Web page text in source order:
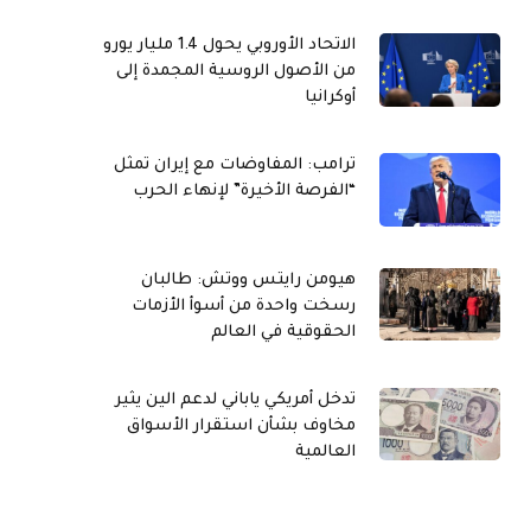
الاتحاد الأوروبي يحول 1.4 مليار يورو
من الأصول الروسية المجمدة إلى
أوكرانيا
ترامب: المفاوضات مع إيران تمثل
“الفرصة الأخيرة” لإنهاء الحرب
هيومن رايتس ووتش: طالبان
رسخت واحدة من أسوأ الأزمات
الحقوقية في العالم
تدخل أمريكي ياباني لدعم الين يثير
مخاوف بشأن استقرار الأسواق
العالمية